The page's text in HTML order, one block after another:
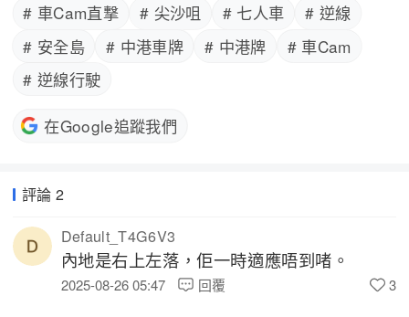
# 車Cam直撃 # 尖沙咀 # 七人車
# 逆線
# 安全島
# 中港車牌 # 中港牌
# 車Cam
# 逆線行駛
在Google追蹤我們
評論 2
Default_T4G6V3
內地是右上左落，佢一時適應唔到啫。
2025-08-26 05:47 回覆 3